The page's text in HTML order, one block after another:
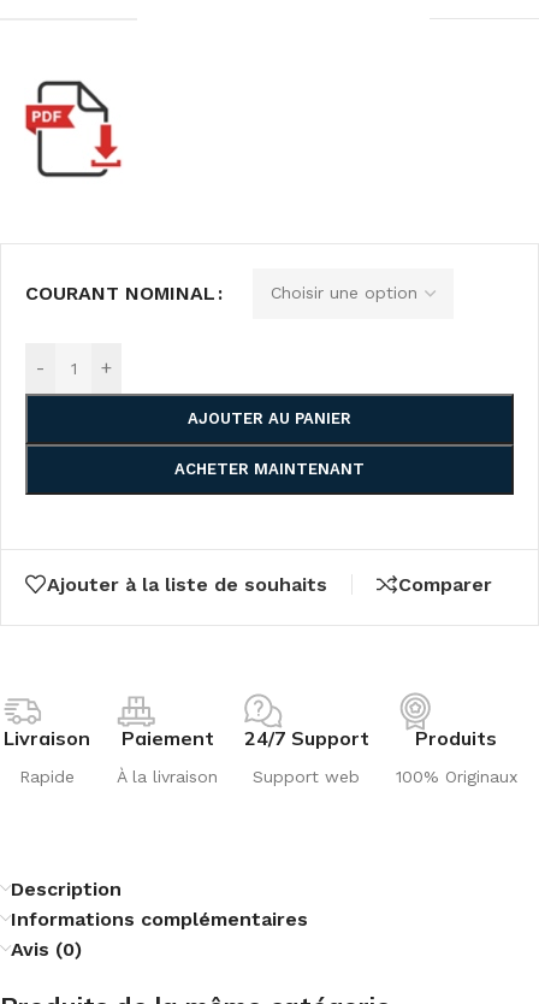
COURANT NOMINAL
- +
AJOUTER AU PANIER
ACHETER MAINTENANT
Ajouter à la liste de souhaits Comparer
Livraison
Rapide
Paiement
À la livraison
24/7 Support
Support web
Produits
100% Originaux
Description
Informations complémentaires
Avis (0)